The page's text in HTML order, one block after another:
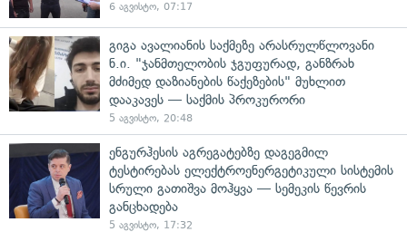
6 აგვისტო, 07:17
გიგა ავალიანის საქმეზე არასრულწლოვანი
ნ.ი. "ჯანმთელობის ჯგუფურად, განზრახ
მძიმედ დაზიანების წაქეზების" მუხლით
დააკავეს — საქმის პროკურორი
5 აგვისტო, 20:48
ენგურჰესის აგრეგატებზე დაგეგმილ
ტესტირებას ელექტროენერგეტიკული სისტემის
სრული გათიშვა მოჰყვა — სემეკის წევრის
განცხადება
5 აგვისტო, 17:32